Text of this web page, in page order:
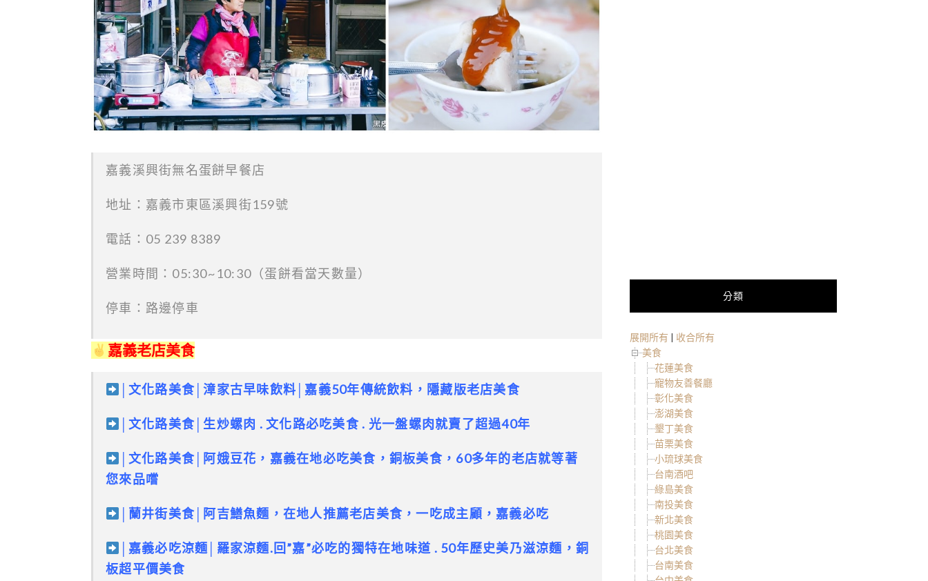
嘉義溪興街無名蛋餅早餐店
地址：嘉義市東區溪興街159號
電話：05 239 8389
營業時間：05:30~10:30（蛋餅看當天數量）
停車：路邊停車
嘉義老店美食
│文化路美食│漳家古早味飲料│嘉義50年傳統飲料，隱藏版老店美食
│文化路美食│生炒螺肉 . 文化路必吃美食 . 光一盤螺肉就賣了超過40年
│文化路美食│
阿娥豆花，嘉義在地必吃美食，銅板美食，60多年的老店就等著
您來品嚐
│蘭井街美食│ 阿吉鱔魚麵，在地人推薦老店美食，一吃成主顧，嘉義必吃
│嘉義必吃涼麵│羅家涼麵.回”嘉”必吃的獨特在地味道 . 50年歷史美乃滋涼麵，銅
板超平價美食
分類
展開所有 | 收合所有
美食
花蓮美食
寵物友善餐廳
彰化美食
澎湖美食
墾丁美食
苗栗美食
小琉球美食
台南酒吧
綠島美食
南投美食
新北美食
桃園美食
台北美食
台南美食